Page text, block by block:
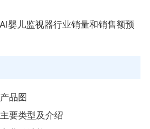
婴儿监视器行业销量和销售额预
品图
要类型及介绍